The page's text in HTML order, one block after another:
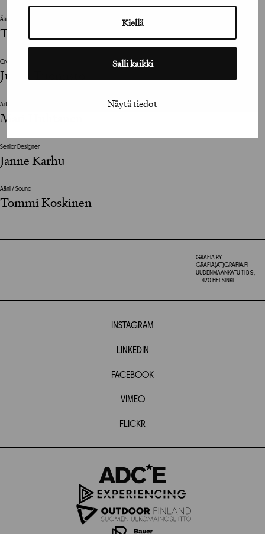
Kiellä
Salli kaikki
Näytä tiedot
Ääni / Sound
Tommi Koskinen
Creative Director
Julius Tuomisto
Art Director
Mari Huhtanen
Senior Designer
Janne Karhu
Ääni / Sound
Tommi Koskinen
GRAFIA RY
GRAFIA(AT)GRAFIA.FI
UUDENMAANKATU 11 B 9,
00120 HELSINKI
INSTAGRAM
LINKEDIN
FACEBOOK
VIMEO
FLICKR